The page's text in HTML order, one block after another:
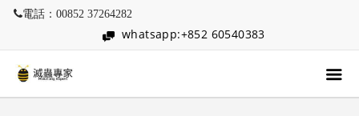
電話：00852 37264282
whatsapp:+852 60540383